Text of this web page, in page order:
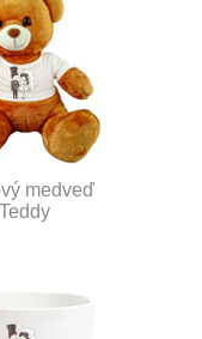
medveď
Teddy